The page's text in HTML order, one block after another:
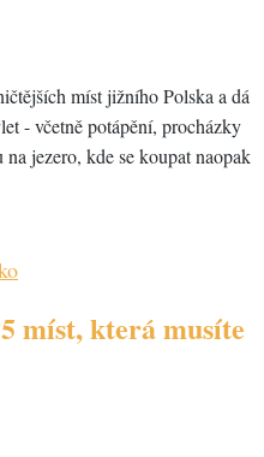
míst jižního Polska a dá
- včetně potápění, procházky
jezero, kde se koupat naopak
míst, která musíte